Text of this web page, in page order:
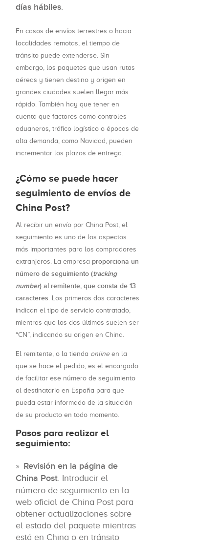
días hábiles.
En casos de envíos terrestres o hacia
localidades remotas, el tiempo de
tránsito puede extenderse. Sin
embargo, los paquetes que usan rutas
aéreas y tienen destino y origen en
grandes ciudades suelen llegar más
rápido. También hay que tener en
cuenta que factores como controles
aduaneros, tráfico logístico o épocas de
alta demanda, como Navidad, pueden
incrementar los plazos de entrega.
¿Cómo se puede hacer
seguimiento de envíos de
China Post?
Al recibir un envío por China Post, el
seguimiento es uno de los aspectos
más importantes para los compradores
extranjeros. La empresa proporciona un
número de seguimiento (tracking
number) al remitente, que consta de 13
caracteres. Los primeros dos caracteres
indican el tipo de servicio contratado,
mientras que los dos últimos suelen ser
“CN”, indicando su origen en China.
El remitente, o la tienda onlineen la
que se hace el pedido, es el encargado
de facilitar ese número de seguimiento
al destinatario en España para que
pueda estar informado de la situación
de su producto en todo momento.
Pasos para realizar el
seguimiento:
Revisión en la página de
China Post. Introducir el
número de seguimiento en la
web oficial de China Post para
obtener actualizaciones sobre
el estado del paquete mientras
está en China o en tránsito